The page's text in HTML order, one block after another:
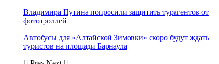
Владимира Путина попросили защитить турагентов от
фототроллей
Автобусы для «Алтайской Зимовки» скоро будут ждать
туристов на площади Барнаула